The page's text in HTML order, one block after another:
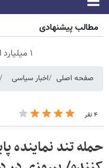
مطالب پیشنهادی
۱ میلیارد اعتبار خرید طلا | بدون ضامن و چک
صفحه اصلی اخبار سیاسی
۴ نفر
حمله تند نماینده